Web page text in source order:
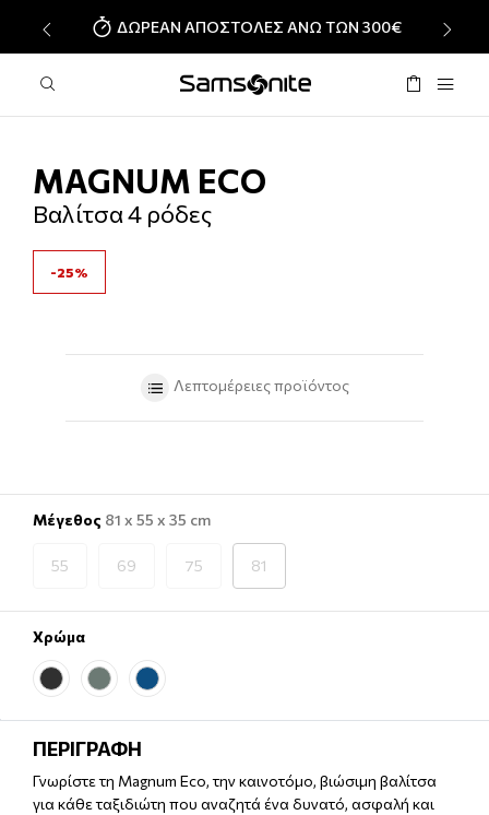
ΔΩΡΕΑΝ ΑΠΟΣΤΟΛΕΣ ΑΝΩ ΤΩΝ 300€
MAGNUM ECO
Βαλίτσα 4 ρόδες
-25%
Λεπτομέρειες προϊόντος
Μέγεθος 81 x 55 x 35 cm
55 69 75 81
Χρώμα
ΠΕΡΙΓΡΑΦΗ
Γνωρίστε τη Magnum Eco, την καινοτόμο, βιώσιμη βαλίτσα
για κάθε ταξιδιώτη που αναζητά ένα δυνατό, ασφαλή και